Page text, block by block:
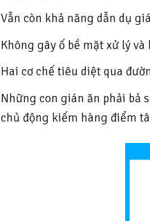
Vẫn còn khả năng dẫn dụ
Không gây ố bề mặt xử lý
Hai cơ chế tiêu diệt qua
Những con gián ăn phải bả
chủ động kiếm hàng điểm